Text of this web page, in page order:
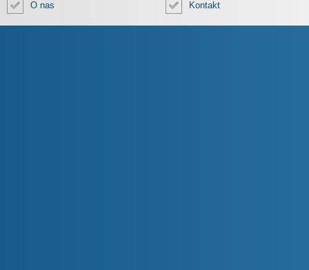
O nas
Kontakt